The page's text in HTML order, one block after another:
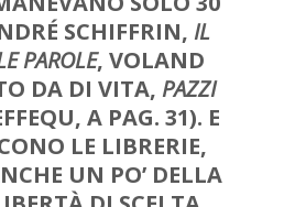
SCHIFFRIN, IL
PAROLE, VOLAND
DA DI VITA, PAZZI
A PAG. 31). E
LE LIBRERIE,
UN PO’ DELLA